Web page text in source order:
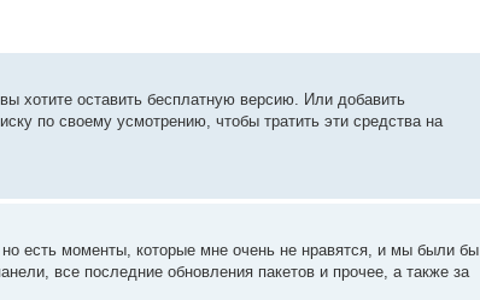
хотите оставить бесплатную версию. Или добавить
по своему усмотрению, чтобы тратить эти средства на
есть моменты, которые мне очень не нравятся, и мы были бы
все последние обновления пакетов и прочее, а также за